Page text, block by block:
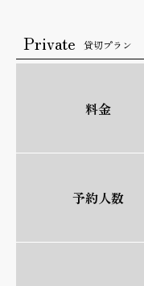
Private 貸切プラン
料金
予約人数